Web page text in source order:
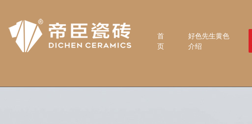
首
页
好色先生黄色
介绍